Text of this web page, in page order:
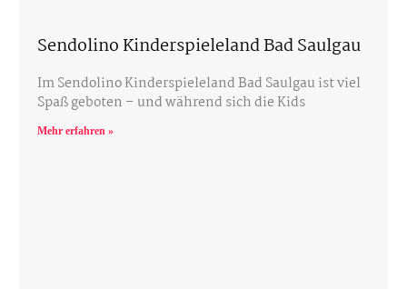
Sendolino Kinderspieleland Bad Saulgau
Im Sendolino Kinderspieleland Bad Saulgau ist viel
Spaß geboten – und während sich die Kids
Mehr erfahren »